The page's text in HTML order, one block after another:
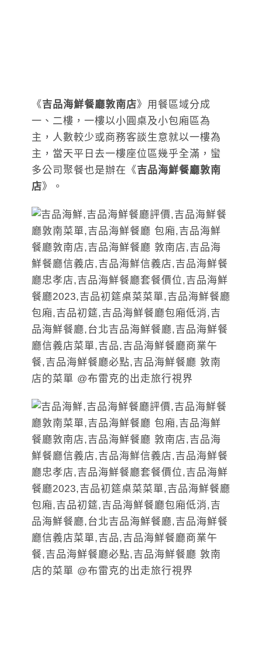
《吉品海鮮餐廳敦南店》用餐區域分成
一、二樓，一樓以小圓桌及小包廂區為
主，人數較少或商務客談生意就以一樓為
主，當天平日去一樓座位區幾乎全滿，蠻
多公司聚餐也是辦在《吉品海鮮餐廳敦南
店》。